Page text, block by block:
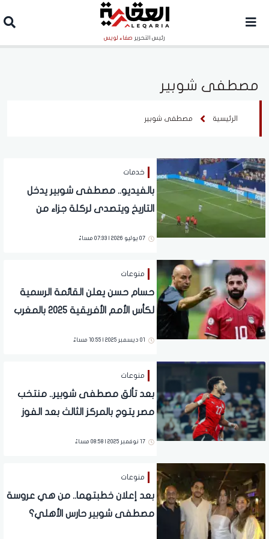
رئيس التحرير صفاء لويس
مصطفى شوبير
الرئيسية مصطفى شوبير
خدمات
بالفيديو.. مصطفى شوبير يدخل
التاريخ ويتصدى لركلة جزاء من
07 يوليو 2026 | 07:33 مساءً
منوعات
حسام حسن يعلن القائمة الرسمية
لكأس الأمم الأفريقية 2025 بالمغرب
01 ديسمبر 2025 | 10:55 مساءً
منوعات
بعد تألق مصطفى شوبير.. منتخب
مصر يتوج بالمركز الثالث بعد الفوز
17 نوفمبر 2025 | 08:58 مساءً
منوعات
بعد إعلان خطبتهما.. من هي عروسة
مصطفى شوبير حارس الأهلي؟